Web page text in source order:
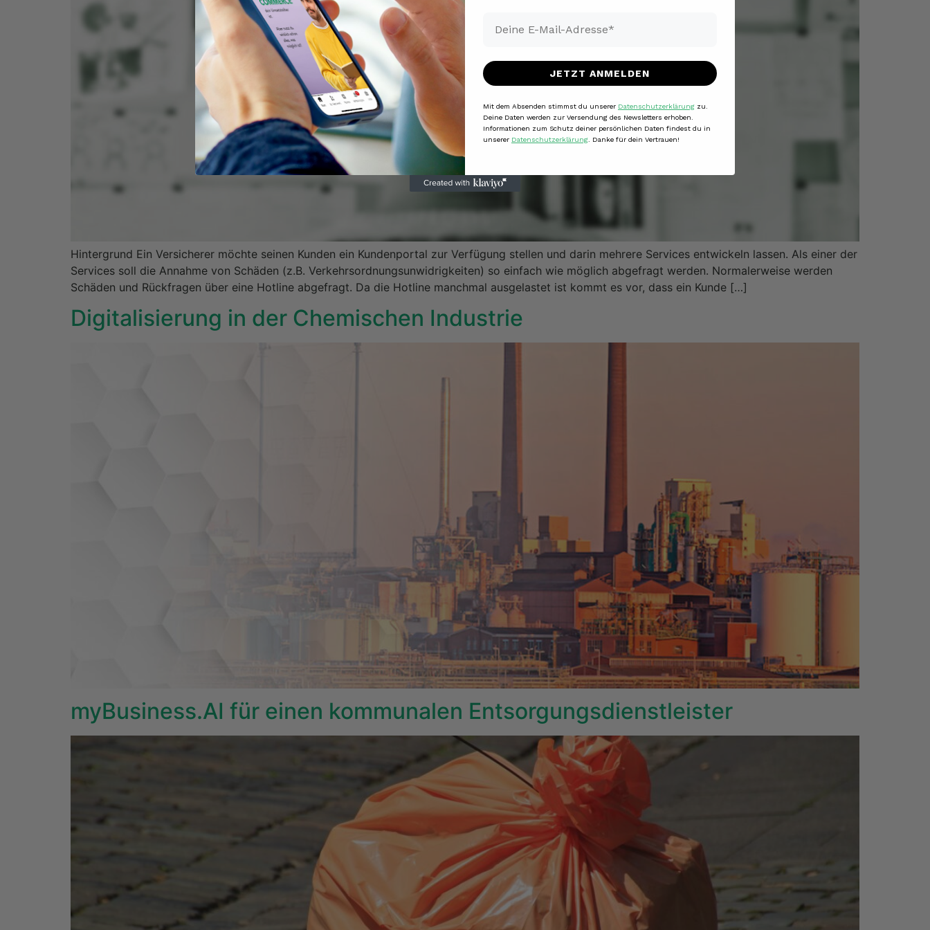
Hintergrund Ein Versicherer möchte seinen Kunden ein Kundenportal zur Verfügung stellen und darin mehrere Services entwickeln lassen. Als einer der
Services soll die Annahme von Schäden (z.B. Verkehrsordnungsunwidrigkeiten) so einfach wie möglich abgefragt werden. Normalerweise werden
Schäden und Rückfragen über eine Hotline abgefragt. Da die Hotline manchmal ausgelastet ist kommt es vor, dass ein Kunde […]
Digitalisierung in der Chemischen Industrie
myBusiness.AI für einen kommunalen Entsorgungsdienstleister
JETZT ANMELDEN
Mit dem Absenden stimmst du unserer Datenschutzerklärung zu.
Deine Daten werden zur Versendung des Newsletters erhoben.
Informationen zum Schutz deiner persönlichen Daten findest du in
unserer Datenschutzerklärung . Danke für dein Vertrauen!